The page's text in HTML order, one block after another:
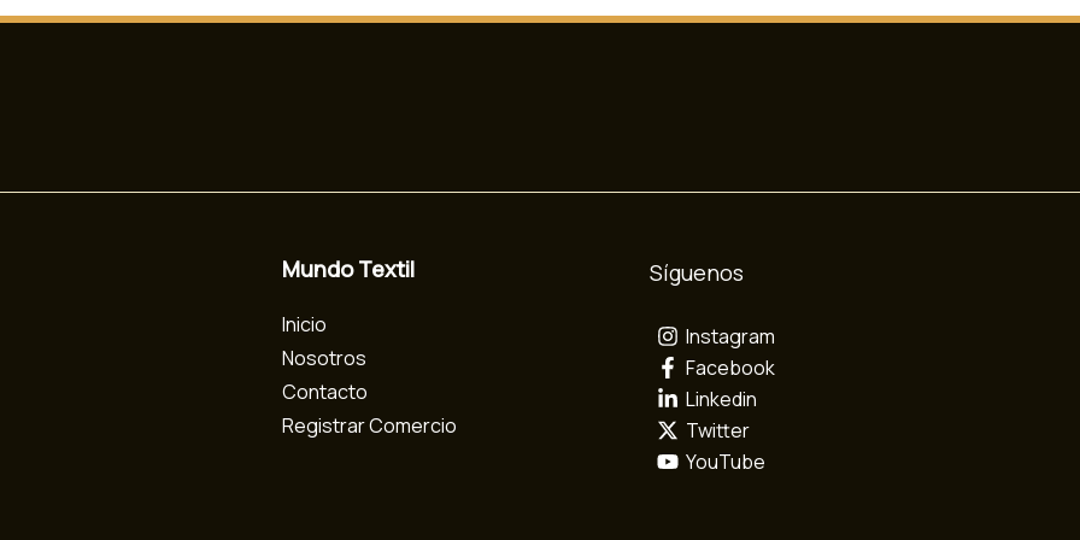
Mundo Textil
Inicio
Nosotros
Contacto
Registrar Comercio
Síguenos
Instagram
Facebook
Linkedin
Twitter
YouTube